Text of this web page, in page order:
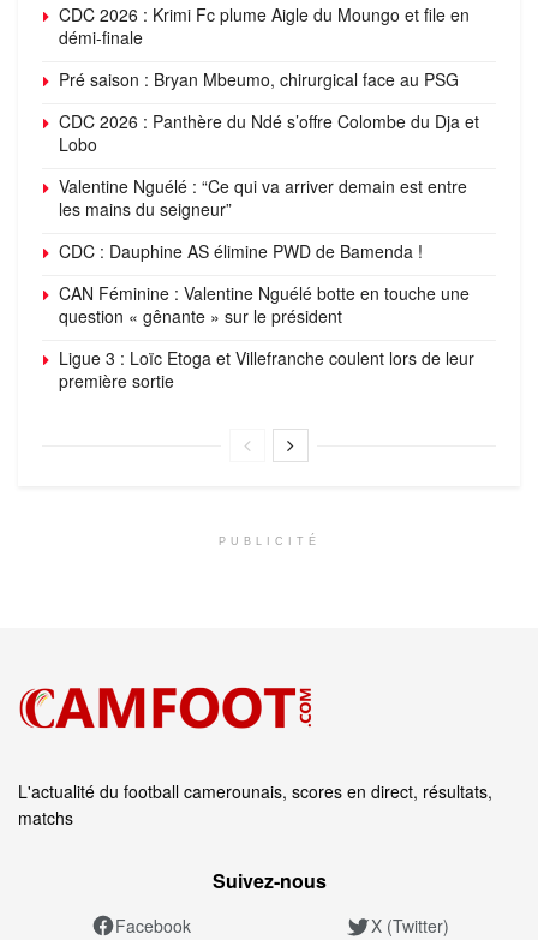
CDC 2026 : Krimi Fc plume Aigle du Moungo et file en
démi-finale
Pré saison : Bryan Mbeumo, chirurgical face au PSG
CDC 2026 : Panthère du Ndé s’offre Colombe du Dja et
Lobo
Valentine Nguélé : “Ce qui va arriver demain est entre
les mains du seigneur”
CDC : Dauphine AS élimine PWD de Bamenda !
CAN Féminine : Valentine Nguélé botte en touche une
question « gênante » sur le président
Ligue 3 : Loïc Etoga et Villefranche coulent lors de leur
première sortie
PUBLICITÉ
L'actualité du football camerounais, scores en direct, résultats,
matchs
Suivez‑nous
Facebook X (Twitter)